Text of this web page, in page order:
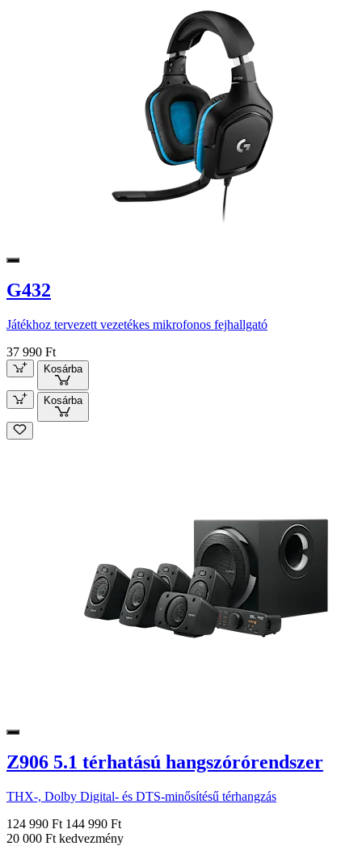
G432
Játékhoz tervezett vezetékes mikrofonos fejhallgató
37 990 Ft
Kosárba
Kosárba
Z906 5.1 térhatású hangszórórendszer
THX-, Dolby Digital- és DTS-minősítésű térhangzás
124 990 Ft 144 990 Ft
20 000 Ft kedvezmény